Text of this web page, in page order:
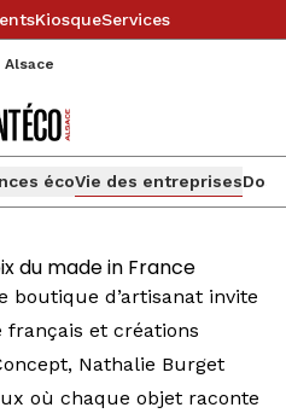
KiosqueServices
écoVie des entreprises
du made in France
boutique d’artisanat invite
et créations
Nathalie Burget
où chaque objet raconte